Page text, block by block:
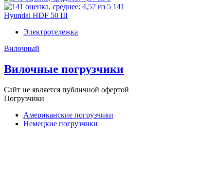
141
Hyundai HDF 50 III
Электротележка
Вилочный
Вилочные погрузчики
Сайт не является публичной офертой
Погрузчики
Американские погрузчики
Немецкие погрузчики